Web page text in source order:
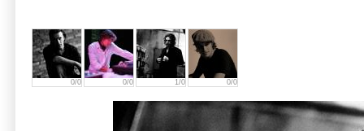
0/0 0/0 1/0 0/0